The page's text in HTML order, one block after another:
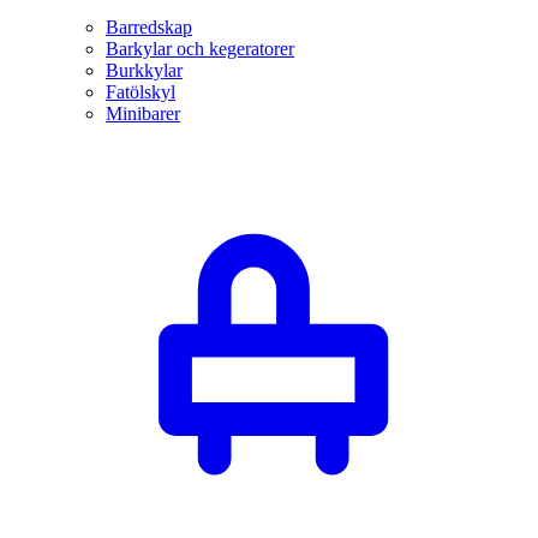
Barredskap
Barkylar och kegeratorer
Burkkylar
Fatölskyl
Minibarer